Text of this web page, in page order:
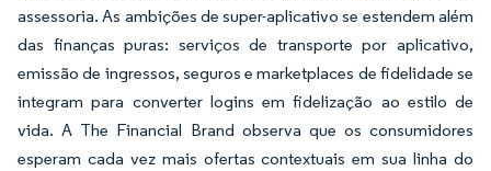
assessoria. As ambições de super-aplicativo se estendem além
das finanças puras: serviços de transporte por aplicativo,
emissão de ingressos, seguros e marketplaces de fidelidade se
integram para converter logins em fidelização ao estilo de
vida. A The Financial Brand observa que os consumidores
esperam cada vez mais ofertas contextuais em sua linha do